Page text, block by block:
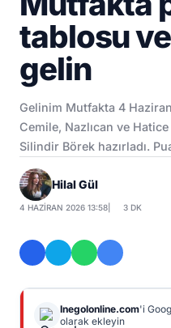
tablosu ve
gelin
Gelinim Mutfakta 4
Cemile, Nazlıcan ve
Silindir Börek hazırladı.
Hilal Gül
4 HAZIRAN 2026 13:58 3 DK
Inegolonline.com'i
olarak ekleyin